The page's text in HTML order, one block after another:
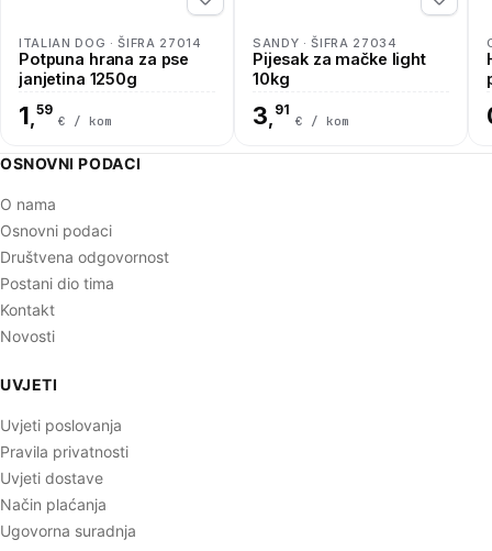
ITALIAN DOG · ŠIFRA 27014
Potpuna hrana za pse
janjetina 1250g
1,59
€ / kom
SANDY · ŠIFRA 27034
Pijesak za mačke light
10kg
3, 91
€ / kom
OSNOVNI PODACI
O nama
Osnovni podaci
Društvena odgovornost
Postani dio tima
Kontakt
Novosti
UVJETI
Uvjeti poslovanja
Pravila privatnosti
Uvjeti dostave
Način plaćanja
Ugovorna suradnja